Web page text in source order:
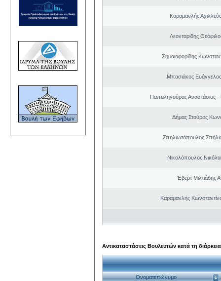
Καραμανλής
Λεονταρίδης
Σημαιοφορίδης
Μπασιάκος
Παπαληγούρας Αναστάσιος -
Δήμας Σταύρος
Σπηλιωτόπουλος
Νικολόπουλος
Έβερτ Μιλτιάδης
Καραμανλής
Αντικαταστάσεις Βουλευτών κατά τη
Ονοματεπώνυμο